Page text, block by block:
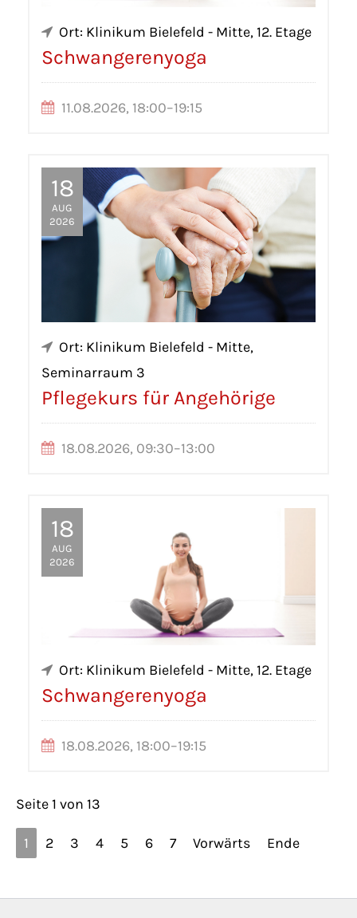
Ort: Klinikum Bielefeld - Mitte, 12. Etage
Schwangerenyoga
11.08.2026, 18:00–19:15
18
AUG
2026
Ort: Klinikum Bielefeld - Mitte,
Seminarraum 3
Pflegekurs für Angehörige
18.08.2026, 09:30–13:00
18
AUG
2026
Ort: Klinikum Bielefeld - Mitte, 12. Etage
Schwangerenyoga
18.08.2026, 18:00–19:15
Seite 1 von 13
1 2 3 4 5 6 7 Vorwärts Ende